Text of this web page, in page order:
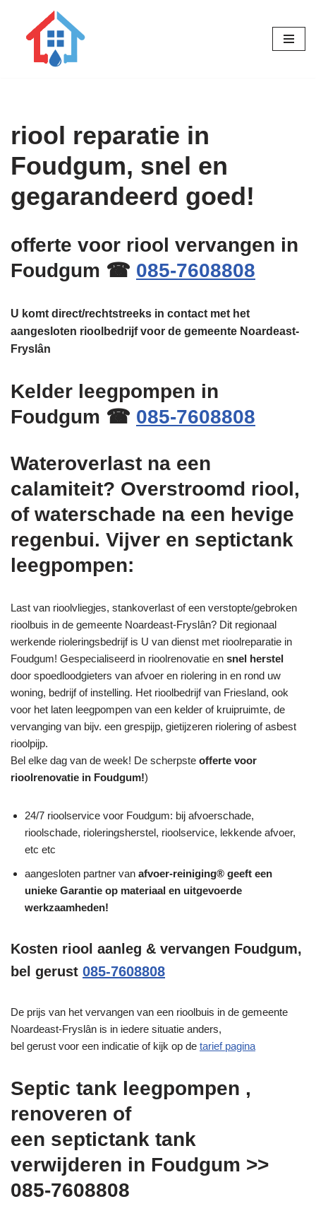
riool reparatie in
Foudgum, snel en
gegarandeerd goed!
offerte voor riool vervangen in
Foudgum ☎ 085-7608808
U komt direct/rechtstreeks in contact met het
aangesloten rioolbedrijf voor de gemeente Noardeast-
Fryslân
Kelder leegpompen in
Foudgum ☎ 085-7608808
Wateroverlast na een
calamiteit? Overstroomd riool,
of waterschade na een hevige
regenbui. Vijver en septictank
leegpompen:
Last van rioolvliegjes, stankoverlast of een verstopte/gebroken
rioolbuis in de gemeente Noardeast-Fryslân? Dit regionaal
werkende rioleringsbedrijf is U van dienst met rioolreparatie in
Foudgum! Gespecialiseerd in rioolrenovatie en snel herstel
door spoedloodgieters van afvoer en riolering in en rond uw
woning, bedrijf of instelling. Het rioolbedrijf van Friesland, ook
voor het laten leegpompen van een kelder of kruipruimte, de
vervanging van bijv. een grespijp, gietijzeren riolering of asbest
rioolpijp.
Bel elke dag van de week! De scherpste offerte voor
rioolrenovatie in Foudgum!)
24/7 rioolservice voor Foudgum: bij afvoerschade,
rioolschade, rioleringsherstel, rioolservice, lekkende afvoer,
etc etc
aangesloten partner van afvoer-reiniging® geeft een
unieke Garantie op materiaal en uitgevoerde
werkzaamheden!
Kosten riool aanleg & vervangen Foudgum,
bel gerust 085-7608808
De prijs van het vervangen van een rioolbuis in de gemeente
Noardeast-Fryslân is in iedere situatie anders,
bel gerust voor een indicatie of kijk op de tarief pagina
Septic tank leegpompen ,
renoveren of
een septictank tank
verwijderen in Foudgum >>
085-7608808